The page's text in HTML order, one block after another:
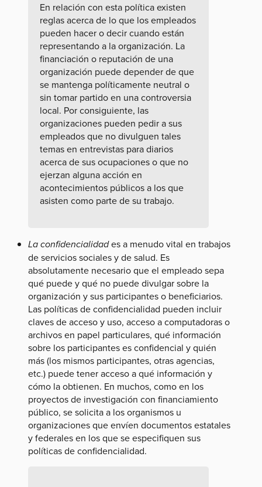
En relación con esta política existen
reglas acerca de lo que los empleados
pueden hacer o decir cuando están
representando a la organización. La
financiación o reputación de una
organización puede depender de que
se mantenga políticamente neutral o
sin tomar partido en una controversia
local. Por consiguiente, las
organizaciones pueden pedir a sus
empleados que no divulguen tales
temas en entrevistas para diarios
acerca de sus ocupaciones o que no
ejerzan alguna acción en
acontecimientos públicos a los que
asisten como parte de su trabajo.
La confidencialidades a menudo vital en trabajos
de servicios sociales y de salud. Es
absolutamente necesario que el empleado sepa
qué puede y qué no puede divulgar sobre la
organización y sus participantes o beneficiarios.
Las políticas de confidencialidad pueden incluir
claves de acceso y uso, acceso a computadoras o
archivos en papel particulares, qué información
sobre los participantes es confidencial y quién
más (los mismos participantes, otras agencias,
etc.) puede tener acceso a qué información y
cómo la obtienen. En muchos, como en los
proyectos de investigación con financiamiento
público, se solicita a los organismos u
organizaciones que envíen documentos estatales
y federales en los que se especifiquen sus
políticas de confidencialidad.